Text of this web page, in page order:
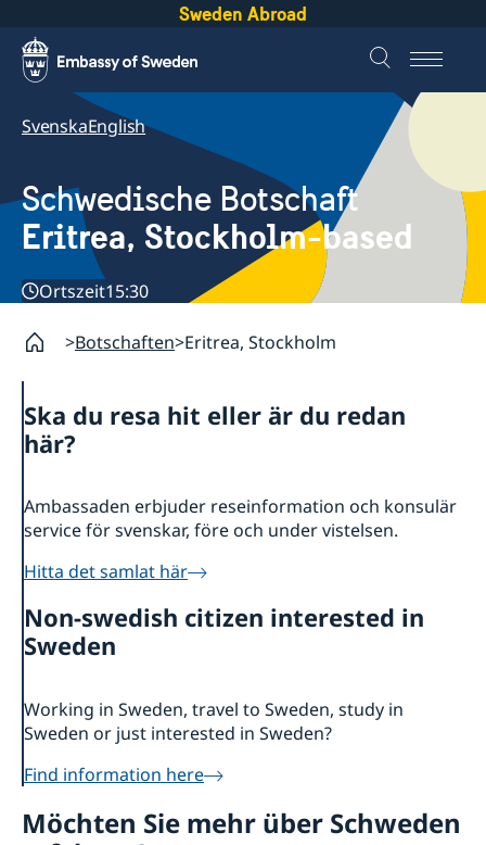
Sweden Abroad
SvenskaEnglish
Schwedische Botschaft
Eritrea, Stockholm-based
Ortszeit15:30
Botschaften Eritrea, Stockholm
Ska du resa hit eller är du redan
här?
Ambassaden erbjuder reseinformation och konsulär
service för svenskar, före och under vistelsen.
Hitta det samlat här
Non-swedish citizen interested in
Sweden
Working in Sweden, travel to Sweden, study in
Sweden or just interested in Sweden?
Find information here
Möchten Sie mehr über Schweden